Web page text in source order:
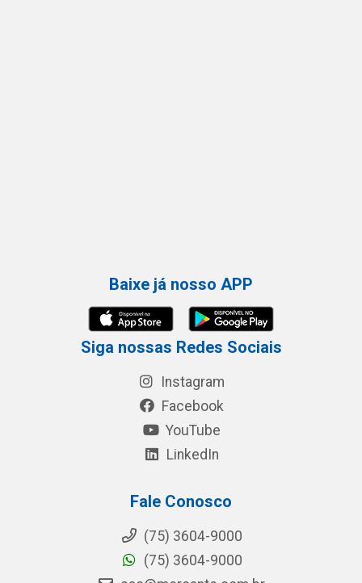
Baixe já nosso APP
Siga nossas Redes Sociais
Instagram
Facebook
YouTube
LinkedIn
Fale Conosco
(75) 3604-9000
(75) 3604-9000